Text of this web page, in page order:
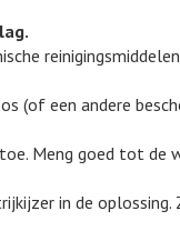
(of een andere
Meng goed tot de
in de